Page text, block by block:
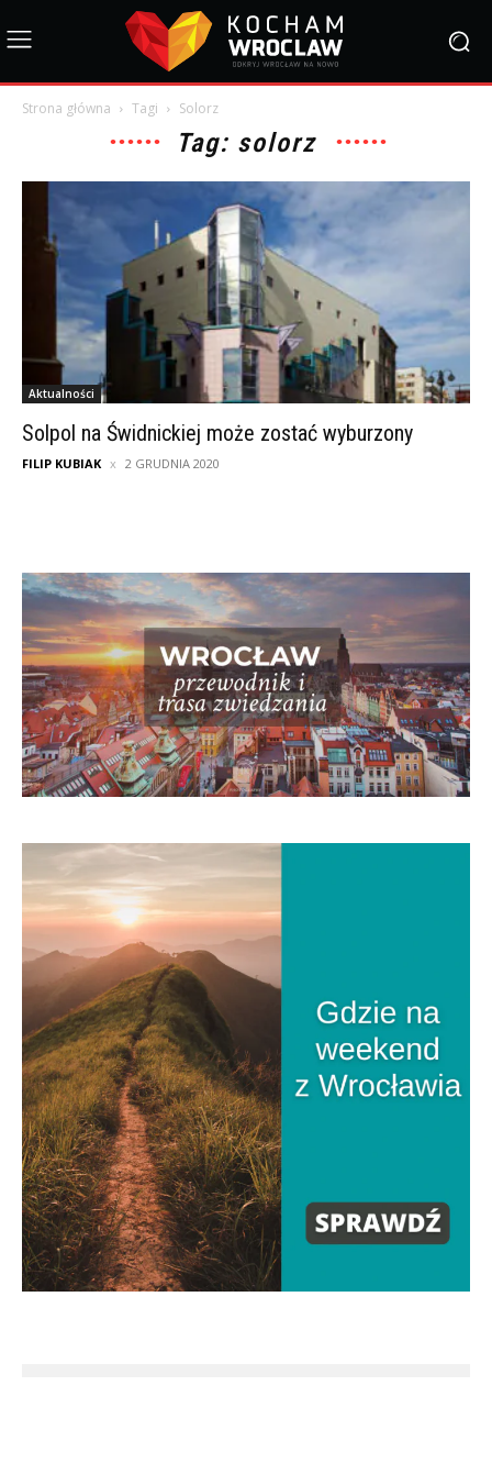
Strona główna Tagi Solorz
Tag: solorz
Aktualności
Solpol na Świdnickiej może zostać wyburzony
FILIP KUBIAK 2 GRUDNIA 2020